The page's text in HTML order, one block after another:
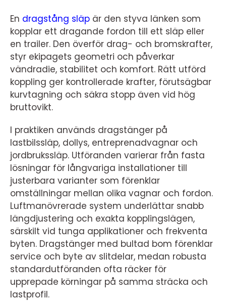
En dragstång släp är den styva länken som
kopplar ett dragande fordon till ett släp eller
en trailer. Den överför drag- och bromskrafter,
styr ekipagets geometri och påverkar
vändradie, stabilitet och komfort. Rätt utförd
koppling ger kontrollerade krafter, förutsägbar
kurvtagning och säkra stopp även vid hög
bruttovikt.
I praktiken används dragstänger på
lastbilssläp, dollys, entreprenadvagnar och
jordbrukssläp. Utföranden varierar från fasta
lösningar för långvariga installationer till
justerbara varianter som förenklar
omställningar mellan olika vagnar och fordon.
Luftmanövrerade system underlättar snabb
längdjustering och exakta kopplingslägen,
särskilt vid tunga applikationer och frekventa
byten. Dragstänger med bultad bom förenklar
service och byte av slitdelar, medan robusta
standardutföranden ofta räcker för
upprepade körningar på samma sträcka och
lastprofil.